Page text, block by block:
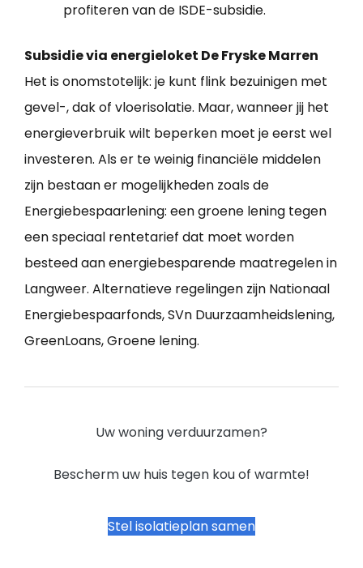
profiteren van de ISDE-subsidie.
Subsidie via energieloket De Fryske Marren
Het is onomstotelijk: je kunt flink bezuinigen met
gevel-, dak of vloerisolatie. Maar, wanneer jij het
energieverbruik wilt beperken moet je eerst wel
investeren. Als er te weinig financiële middelen
zijn bestaan er mogelijkheden zoals de
Energiebespaarlening: een groene lening tegen
een speciaal rentetarief dat moet worden
besteed aan energiebesparende maatregelen in
Langweer. Alternatieve regelingen zijn Nationaal
Energiebespaarfonds, SVn Duurzaamheidslening,
GreenLoans, Groene lening.
Uw woning verduurzamen?
Bescherm uw huis tegen kou of warmte!
Stel isolatieplan samen